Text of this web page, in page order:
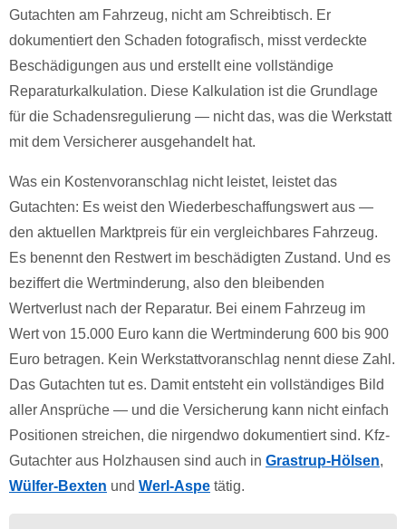
Gutachten am Fahrzeug, nicht am Schreibtisch. Er
dokumentiert den Schaden fotografisch, misst verdeckte
Beschädigungen aus und erstellt eine vollständige
Reparaturkalkulation. Diese Kalkulation ist die Grundlage
für die Schadensregulierung — nicht das, was die Werkstatt
mit dem Versicherer ausgehandelt hat.
Was ein Kostenvoranschlag nicht leistet, leistet das
Gutachten: Es weist den Wiederbeschaffungswert aus —
den aktuellen Marktpreis für ein vergleichbares Fahrzeug.
Es benennt den Restwert im beschädigten Zustand. Und es
beziffert die Wertminderung, also den bleibenden
Wertverlust nach der Reparatur. Bei einem Fahrzeug im
Wert von 15.000 Euro kann die Wertminderung 600 bis 900
Euro betragen. Kein Werkstattvoranschlag nennt diese Zahl.
Das Gutachten tut es. Damit entsteht ein vollständiges Bild
aller Ansprüche — und die Versicherung kann nicht einfach
Positionen streichen, die nirgendwo dokumentiert sind. Kfz-
Gutachter aus Holzhausen sind auch in Grastrup-Hölsen,
Wülfer-Bexten und Werl-Aspe tätig.